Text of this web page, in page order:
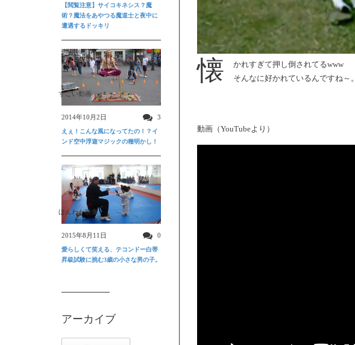
懐
かれすぎて押し倒されてるwww
そんなに好かれているんですね～。
動画（YouTubeより）
【閲覧注意】サイコキネシス？魔
術？魔法をあやつる魔道士と夜中に
遭遇するドッキリ
すごい動画
2014年10月2日 3
えぇ！こんな風になってたの！？イ
ンド空中浮遊マジックの種明かし！
ほんわか映像
2015年8月11日 0
愛らしくて笑える、テコンドー白帯
昇級試験に挑む3歳の小さな男の子。
アーカイブ